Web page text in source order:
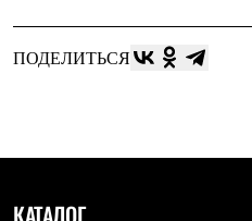
ПОДЕЛИТЬСЯ